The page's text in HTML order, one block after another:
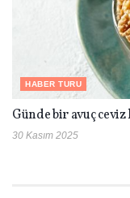
HABER TURU
Günde bir avuç
30 Kasım 2025